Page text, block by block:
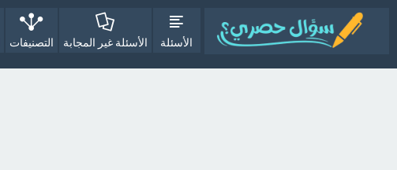
الأسئلة الأسئلة غير المجابة التصنيفات